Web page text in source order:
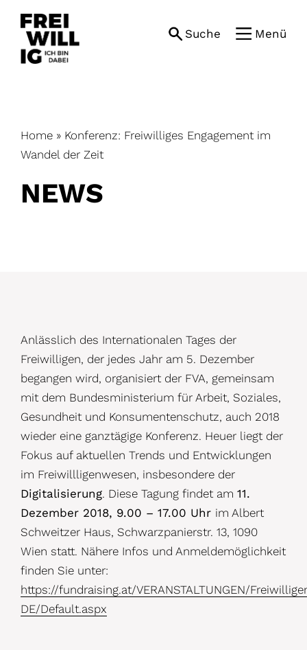
content
Suche Menü
Home » Konferenz: Freiwilliges Engagement im
Wandel der Zeit
NEWS
Anlässlich des Internationalen Tages der
Freiwilligen, der jedes Jahr am 5. Dezember
begangen wird, organisiert der FVA, gemeinsam
mit dem Bundesministerium für Arbeit, Soziales,
Gesundheit und Konsumentenschutz, auch 2018
wieder eine ganztägige Konferenz. Heuer liegt der
Fokus auf aktuellen Trends und Entwicklungen
im Freiwillligenwesen, insbesondere der
Digitalisierung. Diese Tagung findet am 11.
Dezember 2018, 9.00 – 17.00 Uhr im Albert
Schweitzer Haus, Schwarzpanierstr. 13, 1090
Wien statt. Nähere Infos und Anmeldemöglichkeit
finden Sie unter:
https://fundraising.at/VERANSTALTUNGEN/
DE/Default.aspx